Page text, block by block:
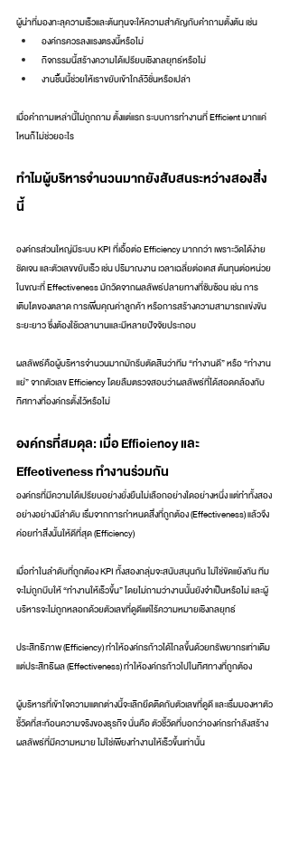
ผู้นำที่มองทะลุความเร็วและต้นทุนจะให้ความสำคัญกับคำถามตั้งต้น เช่น
องค์กรควรลงแรงตรงนี้หรือไม่
กิจกรรมนี้สร้างความได้เปรียบเชิงกลยุทธ์หรือไม่
งานชิ้นนี้ช่วยให้เราขยับเข้าใกล้วิชั่นหรือเปล่า
เมื่อคำถามเหล่านี้ไม่ถูกถาม ตั้งแต่แรก ระบบการทำงานที่ Efficient มากแค่
ไหนก็ไม่ช่วยอะไร
ทำไมผู้บริหารจำนวนมากยังสับสนระหว่างสองสิ่ง
นี้
องค์กรส่วนใหญ่มีระบบ KPI ที่เอื้อต่อ Efficiency มากกว่า เพราะวัดได้ง่าย
ชัดเจน และตัวเลขขยับเร็ว เช่น ปริมาณงาน เวลาเฉลี่ยต่อเคส ต้นทุนต่อหน่วย
ในขณะที่ Effectiveness มักวัดจากผลลัพธ์ปลายทางที่ซับซ้อน เช่น การ
เติบโตของตลาด การเพิ่มคุณค่าลูกค้า หรือการสร้างความสามารถแข่งขัน
ระยะยาว ซึ่งต้องใช้เวลานานและมีหลายปัจจัยประกอบ
ผลลัพธ์คือผู้บริหารจำนวนมากมักรีบตัดสินว่าทีม “ทำงานดี” หรือ “ทำงาน
แย่” จากตัวเลข Efficiency โดยลืมตรวจสอบว่าผลลัพธ์ที่ได้สอดคล้องกับ
ทิศทางที่องค์กรตั้งไว้หรือไม่
องค์กรที่สมดุล: เมื่อ Efficiency และ
Effectiveness ทำงานร่วมกัน
องค์กรที่มีความได้เปรียบอย่างยั่งยืนไม่เลือกอย่างใดอย่างหนึ่ง แต่ทำทั้งสอง
อย่างอย่างมีลำดับ เริ่มจากการกำหนดสิ่งที่ถูกต้อง (Effectiveness) แล้วจึง
ค่อยทำสิ่งนั้นให้ดีที่สุด (Efficiency)
เมื่อทำในลำดับที่ถูกต้อง KPI ทั้งสองกลุ่มจะสนับสนุนกัน ไม่ใช่ขัดแย้งกัน ทีม
จะไม่ถูกบีบให้ “ทำงานให้เร็วขึ้น” โดยไม่ถามว่างานนั้นยังจำเป็นหรือไม่ และผู้
บริหารจะไม่ถูกหลอกด้วยตัวเลขที่ดูดีแต่ไร้ความหมายเชิงกลยุทธ์
ประสิทธิภาพ (Efficiency) ทำให้องค์กรก้าวได้ไกลขึ้นด้วยทรัพยากรเท่าเดิม
แต่ประสิทธิผล (Effectiveness) ทำให้องค์กรก้าวไปในทิศทางที่ถูกต้อง
ผู้บริหารที่เข้าใจความแตกต่างนี้จะเลิกยึดติดกับตัวเลขที่ดูดี และเริ่มมองหาตัว
ชี้วัดที่สะท้อนความจริงของธุรกิจ นั่นคือ ตัวชี้วัดที่บอกว่าองค์กรกำลังสร้าง
ผลลัพธ์ที่มีความหมาย ไม่ใช่เพียงทำงานให้เร็วขึ้นเท่านั้น